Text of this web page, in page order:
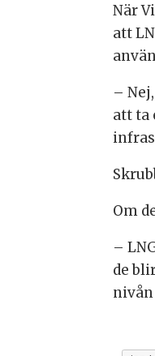
När
att
–
att ta
Om
–
de